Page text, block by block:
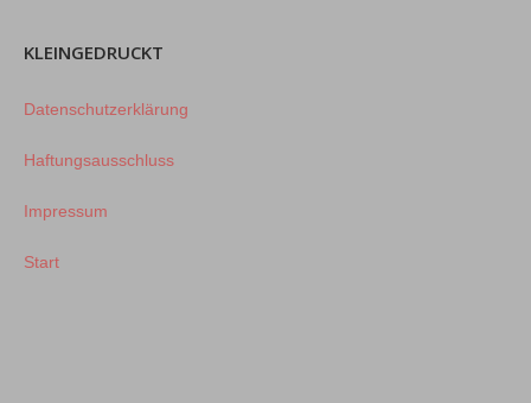
KLEINGEDRUCKT
Datenschutzerklärung
Haftungsausschluss
Impressum
Start